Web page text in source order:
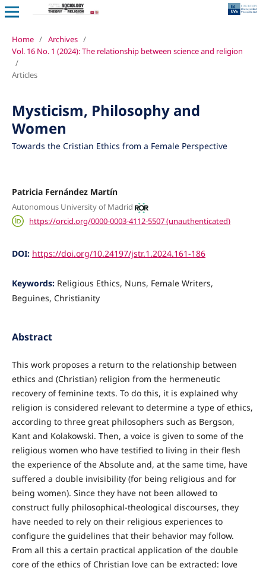
Home / Archives /
Vol. 16 No. 1 (2024): The relationship between science and religion
/
Articles
Mysticism, Philosophy and
Women
Towards the Cristian Ethics from a Female Perspective
Patricia Fernández Martín
Autonomous University of Madrid
https://orcid.org/0000-0003-4112-5507 (unauthenticated)
DOI: https://doi.org/10.24197/jstr.1.2024.161-186
Keywords: Religious Ethics, Nuns, Female Writers,
Beguines, Christianity
Abstract
This work proposes a return to the relationship between
ethics and (Christian) religion from the hermeneutic
recovery of feminine texts. To do this, it is explained why
religion is considered relevant to determine a type of ethics,
according to three great philosophers such as Bergson,
Kant and Kolakowski. Then, a voice is given to some of the
religious women who have testified to living in their flesh
the experience of the Absolute and, at the same time, have
suffered a double invisibility (for being religious and for
being women). Since they have not been allowed to
construct fully philosophical-theological discourses, they
have needed to rely on their religious experiences to
configure the guidelines that their behavior may follow.
From all this a certain practical application of the double
core of the ethics of Christian love can be extracted: love